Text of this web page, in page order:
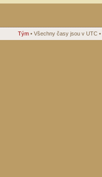
Tým • Všechny časy jsou v UTC •